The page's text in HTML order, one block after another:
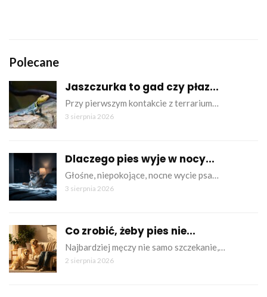
Polecane
Jaszczurka to gad czy płaz...
Przy pierwszym kontakcie z terrarium…
3 sierpnia 2026
Dlaczego pies wyje w nocy...
Głośne, niepokojące, nocne wycie psa…
3 sierpnia 2026
Co zrobić, żeby pies nie...
Najbardziej męczy nie samo szczekanie,…
2 sierpnia 2026